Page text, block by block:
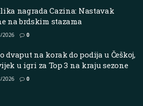
nagrada Cazina: Nastavak
na brdskim stazama
2026 0
dvaput na korak do podija u Češkoj,
u igri za Top 3 na kraju sezone
2026 0